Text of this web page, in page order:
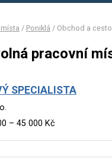
/ Poniklá / Obchod a
pracovní
SPECIALISTA
– 45 000 Kč